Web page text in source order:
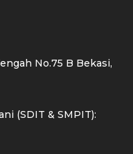
No.75 B Bekasi,
(SDIT & SMPIT):